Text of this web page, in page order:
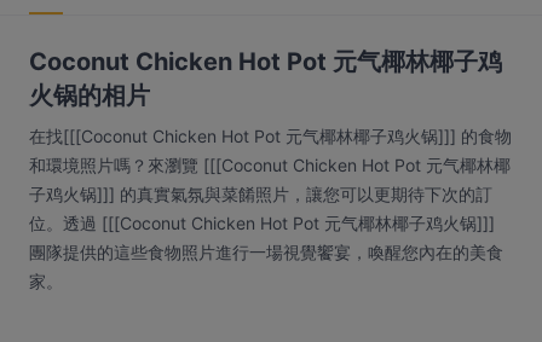
Coconut Chicken Hot Pot 元气椰林椰子鸡
火锅的相片
在找[[[Coconut Chicken Hot Pot 元气椰林椰子鸡火锅]]] 的食物
和環境照片嗎？來瀏覽 [[[Coconut Chicken Hot Pot 元气椰林椰
子鸡火锅]]] 的真實氣氛與菜餚照片，讓您可以更期待下次的訂
位。透過 [[[Coconut Chicken Hot Pot 元气椰林椰子鸡火锅]]]
團隊提供的這些食物照片進行一場視覺饗宴，喚醒您內在的美食
家。